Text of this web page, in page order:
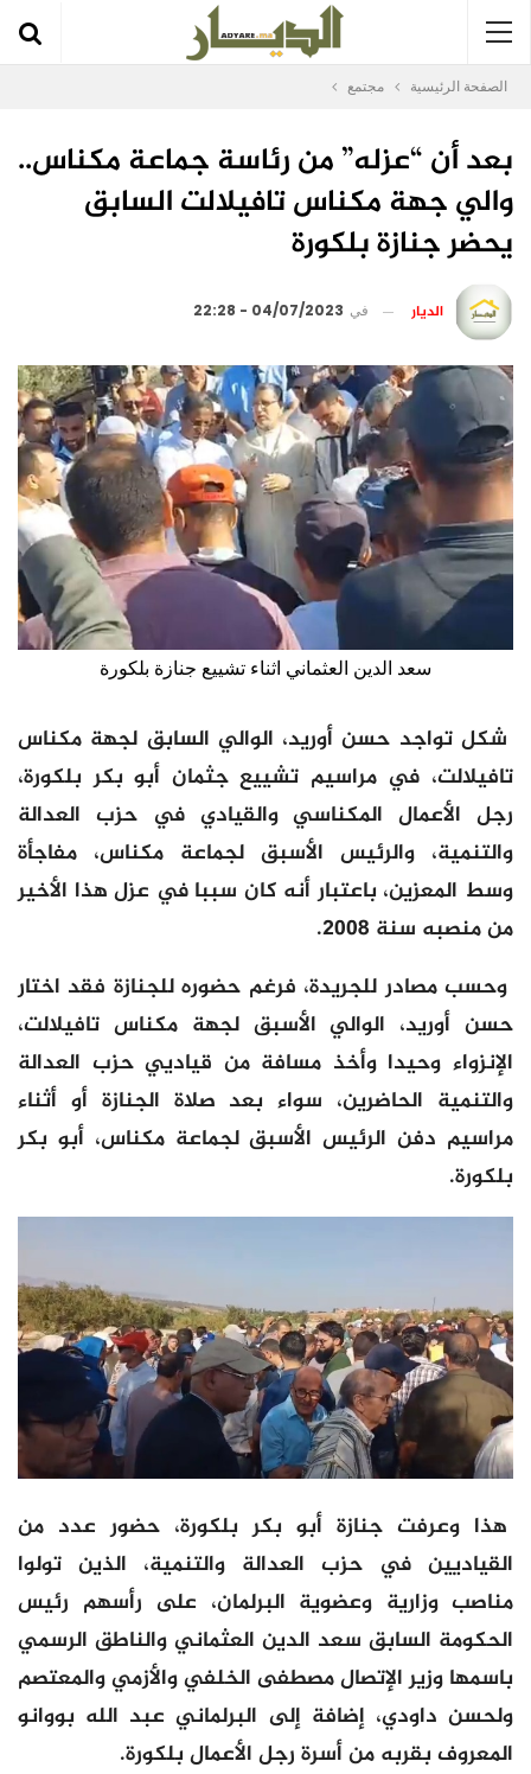
الصفحة الرئيسية مجتمع
بعد أن “عزله” من رئاسة جماعة مكناس..
والي جهة مكناس تافيلالت السابق
يحضر جنازة بلكورة
الديار في 04/07/2023 - 22:28
سعد الدين العثماني اثناء تشييع جنازة بلكورة
شكل تواجد حسن أوريد، الوالي السابق لجهة مكناس
تافيلالت، في مراسيم تشييع جثمان أبو بكر بلكورة،
رجل الأعمال المكناسي والقيادي في حزب العدالة
والتنمية، والرئيس الأسبق لجماعة مكناس، مفاجأة
وسط المعزين، باعتبار أنه كان سببا في عزل هذا الأخير
من منصبه سنة 2008.
وحسب مصادر للجريدة، فرغم حضوره للجنازة فقد اختار
حسن أوريد، الوالي الأسبق لجهة مكناس تافيلالت،
الإنزواء وحيدا وأخذ مسافة من قياديي حزب العدالة
والتنمية الحاضرين، سواء بعد صلاة الجنازة أو أثناء
مراسيم دفن الرئيس الأسبق لجماعة مكناس، أبو بكر
بلكورة.
هذا وعرفت جنازة أبو بكر بلكورة، حضور عدد من
القياديين في حزب العدالة والتنمية، الذين تولوا
مناصب وزارية وعضوية البرلمان، على رأسهم رئيس
الحكومة السابق سعد الدين العثماني والناطق الرسمي
باسمها وزير الإتصال مصطفى الخلفي والأزمي والمعتصم
ولحسن داودي، إضافة إلى البرلماني عبد الله بووانو
المعروف بقربه من أسرة رجل الأعمال بلكورة.